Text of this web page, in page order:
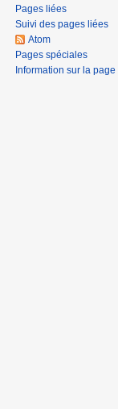
Pages liées
Suivi des pages liées
Atom
Pages spéciales
Information sur la page